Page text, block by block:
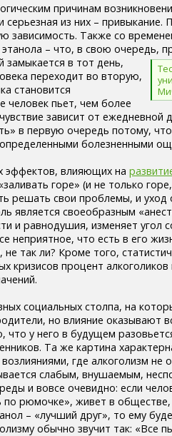
причинам
серьезная из них – привыкание.
зависимость. Также со
– что, в свою очередь,
замыкается в тот день,
переходит во вторую,
становится
человек пьет, чем более
зависит от ежедневной
в первую очередь потому,
болезненными
эффектов, влияющих на
горе» (и не только
решать свои проблемы, и уход
является своеобразным
и равнодушия, изменяет угол
неприятное, что есть в его
так ли? Кроме того,
кризисов процент
социальных столпа, на
но влияние оказывают
у него в будущем
Та же картина
где алкоголизм не
слабым, внушаемым,
и вовсе очевидно: если
по рюмочке», живет в обществе,
– «лучший друг», то ему
обычно звучит так: «Все